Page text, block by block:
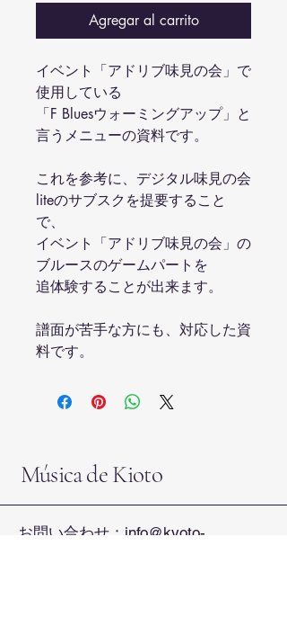
Agregar al carrito
イベント「アドリブ味見の会」で
使用している
「F Bluesウォーミングアップ」と
言うメニューの資料です。
これを参考に、デジタル味見の会
liteのサブスクを提要すること
で、
イベント「アドリブ味見の会」の
ブルースのゲームパートを
追体験することが出来ます。
譜面が苦手な方にも、対応した資
料です。
Música de Kioto
お問い合わせ： info@kyoto-